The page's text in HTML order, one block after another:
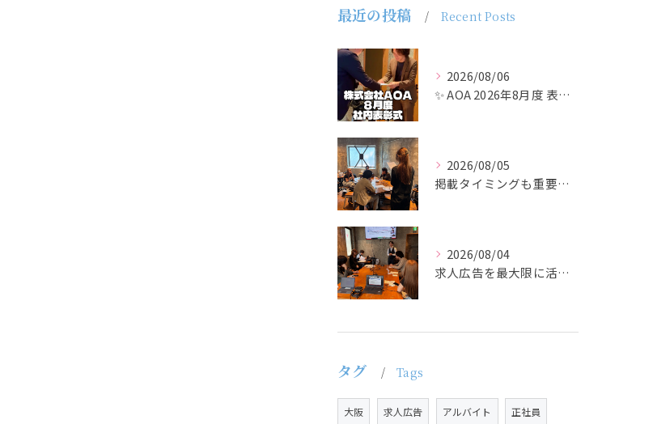
最近の投稿 Recent Posts
2026/08/06
✨ AOA 2026年8月度 表彰式レポート ✨
2026/08/05
掲載タイミングも重要で、業界動向や求職者の活動時期に合わせて...
2026/08/04
求人広告を最大限に活用するためには、ターゲット設定の精度を高...
タグ Tags
大阪 求人広告 アルバイト 正社員